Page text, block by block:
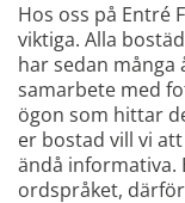
Hos oss på Entré
viktiga. Alla
har sedan många
samarbete med
ögon som hittar
er bostad vill vi
ändå informativa.
ordspråket,